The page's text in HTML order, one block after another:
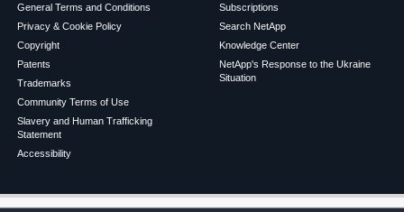
General Terms and Conditions
Privacy & Cookie Policy
Copyright
Patents
Trademarks
Community Terms of Use
Slavery and Human Trafficking
Statement
Accessibility
Subscriptions
Search NetApp
Knowledge Center
NetApp's Response to the Ukraine
Situation